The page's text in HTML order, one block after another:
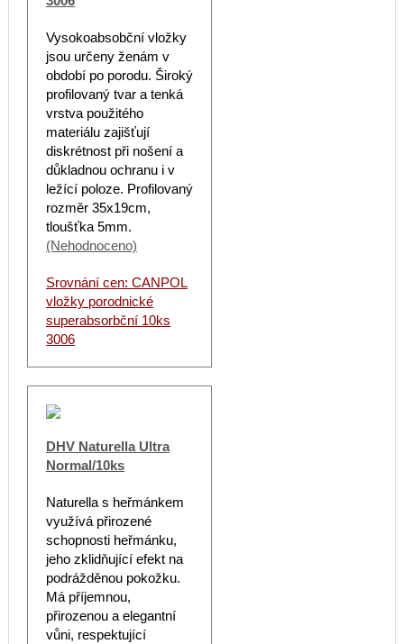
Vysokoabsobční vložky
jsou určeny ženám v
období po porodu. Široký
profilovaný tvar a tenká
vrstva použitého
materiálu zajišťují
diskrétnost při nošení a
důkladnou ochranu i v
ležící poloze. Profilovaný
rozměr 35x19cm,
tloušťka 5mm.
(Nehodnoceno)
Srovnání cen: CANPOL
vložky porodnické
superabsorbční 10ks
3006
DHV Naturella Ultra
Normal/10ks
Naturella s heřmánkem
využívá přirozené
schopnosti heřmánku,
jeho zklidňující efekt na
podrážděnou pokožku.
Má příjemnou,
přirozenou a elegantní
vůni, respektující